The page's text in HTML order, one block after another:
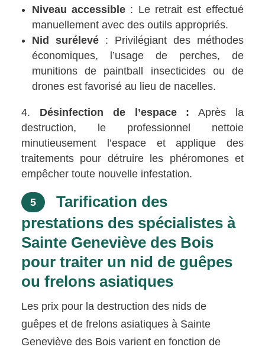
Niveau accessible : Le retrait est effectué
manuellement avec des outils appropriés.
Nid surélevé : Privilégiant des méthodes
économiques, l’usage de perches, de
munitions de paintball insecticides ou de
drones est favorisé au lieu de nacelles.
Désinfection de l’espace : Après la
destruction, le professionnel nettoie
minutieusement l’espace et applique des
traitements pour détruire les phéromones et
empêcher toute nouvelle infestation.
5
Tarification des
prestations des spécialistes à
Sainte Geneviève des Bois
pour traiter un nid de guêpes
ou frelons asiatiques
Les prix pour la destruction des nids de
guêpes et de frelons asiatiques à Sainte
Geneviève des Bois varient en fonction de